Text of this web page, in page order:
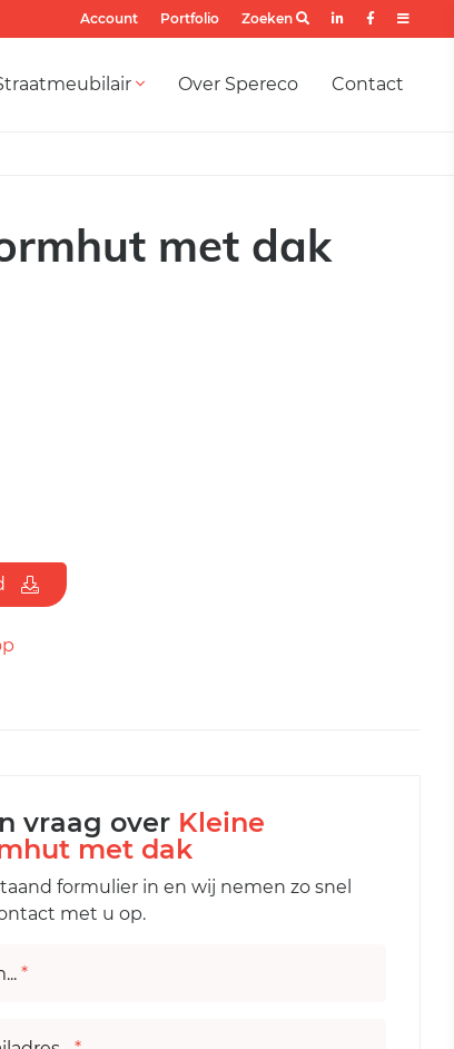
Account Portfolio Zoeken
Over Spereco Contact
met dak
vraag over Kleine
met dak
formulier in en wij nemen zo snel
met u op.
*